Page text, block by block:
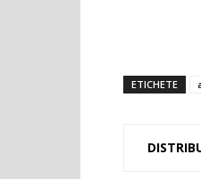
ETICHETE